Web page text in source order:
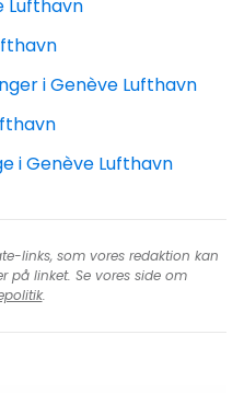
Lufthavn
i Genève Lufthavn
i Genève Lufthavn
links, som vores redaktion kan
på linket. Se vores side om
.